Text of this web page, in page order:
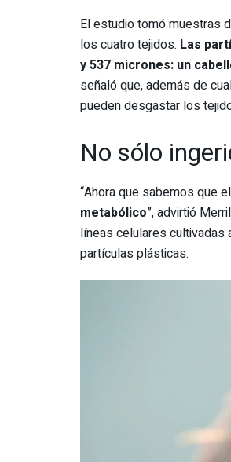
El estudio tomó muestras
los cuatro tejidos. Las
y 537 micrones: un
señaló que, además de
pueden desgastar los
No sólo
“Ahora que sabemos que
metabólico”, advirtió
líneas celulares cultivadas
partículas plásticas.